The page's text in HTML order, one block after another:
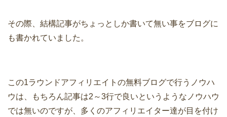
その際、結構記事がちょっとしか書いて無い事をブログに
も書かれていました。
この1ラウンドアフィリエイトの無料ブログで行うノウハ
ウは、もちろん記事は2～3行で良いというようなノウハウ
では無いのですが、多くのアフィリエイター達が目を付け